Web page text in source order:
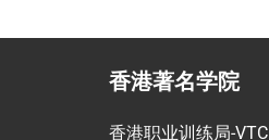
香港著名学院
香港职业训练局-VTC